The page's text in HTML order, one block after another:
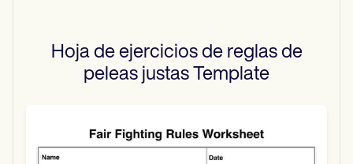
Hoja de ejercicios de reglas de
peleas justas Template